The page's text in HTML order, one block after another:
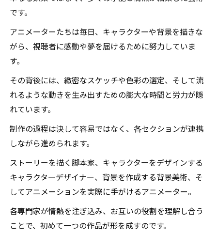
です。
アニメーターたちは毎日、キャラクターや背景を描きな
がら、視聴者に感動や夢を届けるために努力していま
す。
その背後には、緻密なスケッチや色彩の選定、そして流
れるような動きを生み出すための膨大な時間と労力が隠
れています。
制作の過程は決して容易ではなく、各セクションが連携
しながら進められます。
ストーリーを描く脚本家、キャラクターをデザインする
キャラクターデザイナー、背景を作成する背景美術、そ
してアニメーションを実際に手がけるアニメーター。
各専門家が情熱を注ぎ込み、お互いの役割を理解し合う
ことで、初めて一つの作品が形を成すのです。